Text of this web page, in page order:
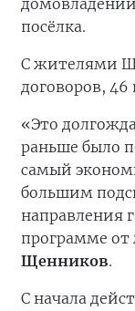
посёлка.
С жителями
договоров,
«Это
раньше было
самый
большим
направления
программе от
Щенников.
С начала